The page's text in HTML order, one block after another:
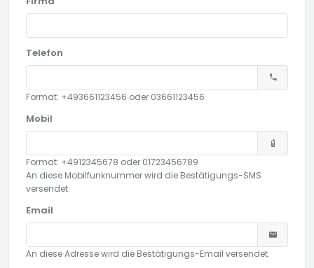
Telefon
Format: +493661123456 oder 03661123456
Mobil
Format: +4912345678 oder 01723456789
An diese Mobilfunknummer wird die Bestätigungs-SMS
versendet.
Email
An diese Adresse wird die Bestätigungs-Email versendet.